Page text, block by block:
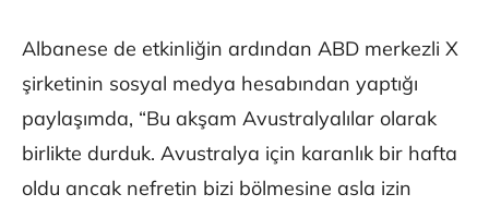
Albanese de etkinliğin ardından ABD merkezli X
şirketinin sosyal medya hesabından yaptığı
paylaşımda, “Bu akşam Avustralyalılar olarak
birlikte durduk. Avustralya için karanlık bir hafta
oldu ancak nefretin bizi bölmesine asla izin